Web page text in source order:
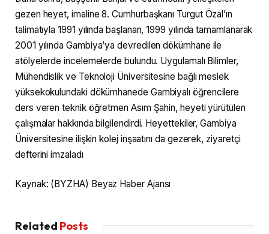
gezen heyet, imaline 8. Cumhurbaşkanı Turgut Özal’ın
talimatıyla 1991 yılında başlanan, 1999 yılında tamamlanarak
2001 yılında Gambiya’ya devredilen dökümhane ile
atölyelerde incelemelerde bulundu. Uygulamalı Bilimler,
Mühendislik ve Teknoloji Üniversitesine bağlı meslek
yüksekokulundaki dökümhanede Gambiyalı öğrencilere
ders veren teknik öğretmen Asım Şahin, heyeti yürütülen
çalışmalar hakkında bilgilendirdi. Heyettekiler, Gambiya
Üniversitesine ilişkin kolej inşaatını da gezerek, ziyaretçi
defterini imzaladı
Kaynak: (BYZHA) Beyaz Haber Ajansı
Related Posts